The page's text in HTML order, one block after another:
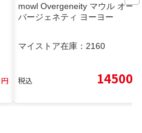
円
mowl Overgeneity マウル オー
バージェネティ ヨーヨー
マイストア在庫： 2160
税込 14500